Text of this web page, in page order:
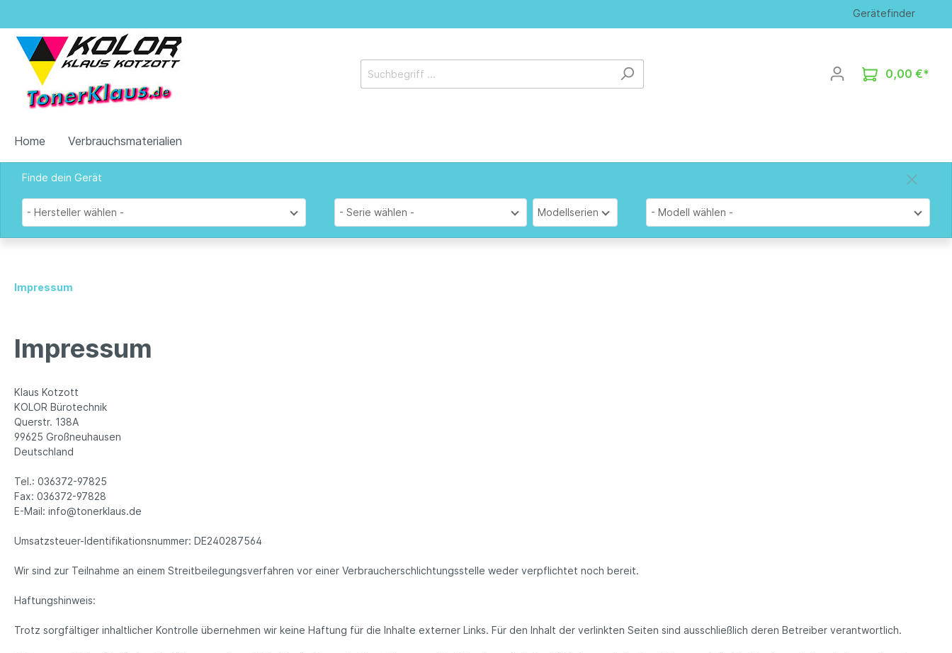
Gerätefinder
0,00 €*
Home Verbrauchsmaterialien
Finde dein Gerät
- Hersteller wählen - - Serie wählen - Modellserien - Modell wählen -
Impressum
Impressum
Klaus Kotzott
KOLOR Bürotechnik
Querstr. 138A
99625 Großneuhausen
Deutschland
Tel.: 036372-97825
Fax: 036372-97828
E-Mail: info@tonerklaus.de
Umsatzsteuer-Identifikationsnummer: DE240287564
Wir sind zur Teilnahme an einem Streitbeilegungsverfahren vor einer Verbraucherschlichtungsstelle weder verpflichtet noch bereit.
Haftungshinweis:
Trotz sorgfältiger inhaltlicher Kontrolle übernehmen wir keine Haftung für die Inhalte externer Links. Für den Inhalt der verlinkten Seiten sind ausschließlich deren Betreiber verantwortlich.